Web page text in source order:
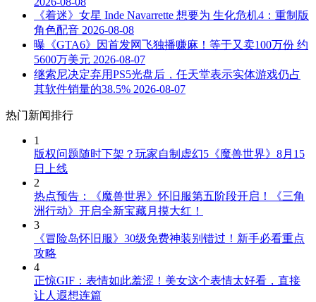
《着迷》女星 Inde Navarrette 想要为 生化危机4：重制版
角色配音 2026-08-08
曝《GTA6》因首发网飞独播赚麻！等于又卖100万份 约
5600万美元 2026-08-07
继索尼决定弃用PS5光盘后，任天堂表示实体游戏仍占
其软件销量的38.5% 2026-08-07
热门新闻排行
1
版权问题随时下架？玩家自制虚幻5《魔兽世界》8月15
日上线
2
热点预告：《魔兽世界》怀旧服第五阶段开启！《三角
洲行动》开启全新宝藏月摸大红！
3
《冒险岛怀旧服》30级免费神装别错过！新手必看重点
攻略
4
正惊GIF：表情如此羞涩！美女这个表情太好看，直接
让人遐想连篇